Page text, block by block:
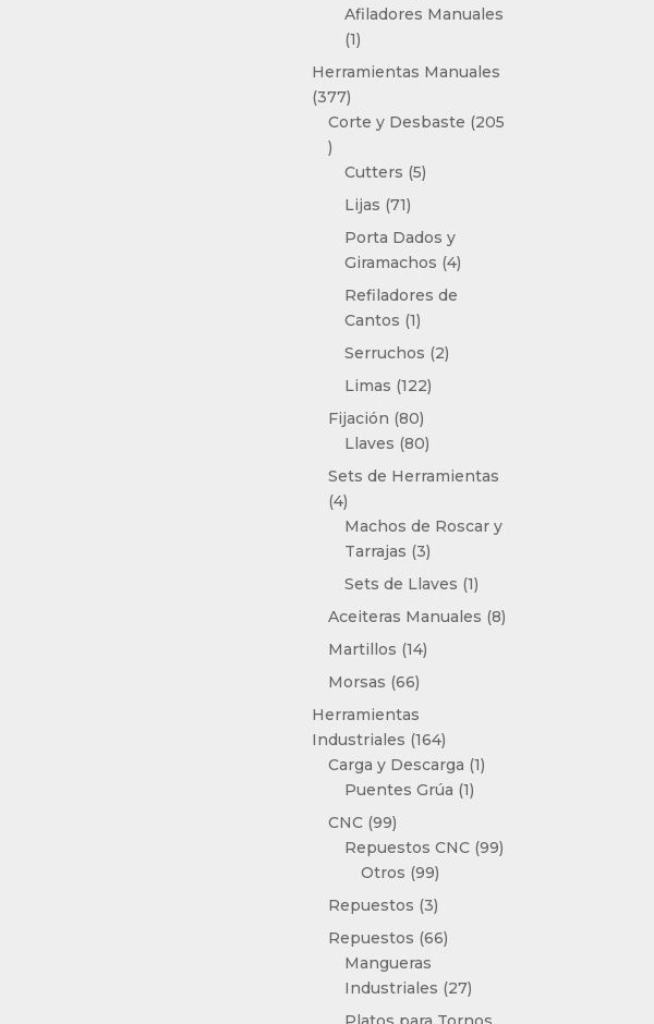
productos
Afiladores Manuales
11
producto
Herramientas Manuales
377377
productos
Corte y Desbaste
205
205
productos
Cutters 55
Lijas 7171
productos
Porta Dados y
Giramachos 44
Refiladores de
Cantos 11
producto
Serruchos 22
Limas 122122
Fijación 8080
productos
Llaves 8080
productos
Sets de Herramientas
44
productos
Machos de Roscar y
Tarrajas 33
productos
Sets de Llaves 11
producto
Aceiteras Manuales 88
Martillos 1414
Morsas 6666
Herramientas
Industriales 164164
productos
Carga y Descarga 11
Puentes Grúa 11
CNC 9999
productos
Repuestos CNC 9999
Otros 9999
productos
Repuestos 33
productos
Repuestos 6666
Mangueras
Industriales
2727